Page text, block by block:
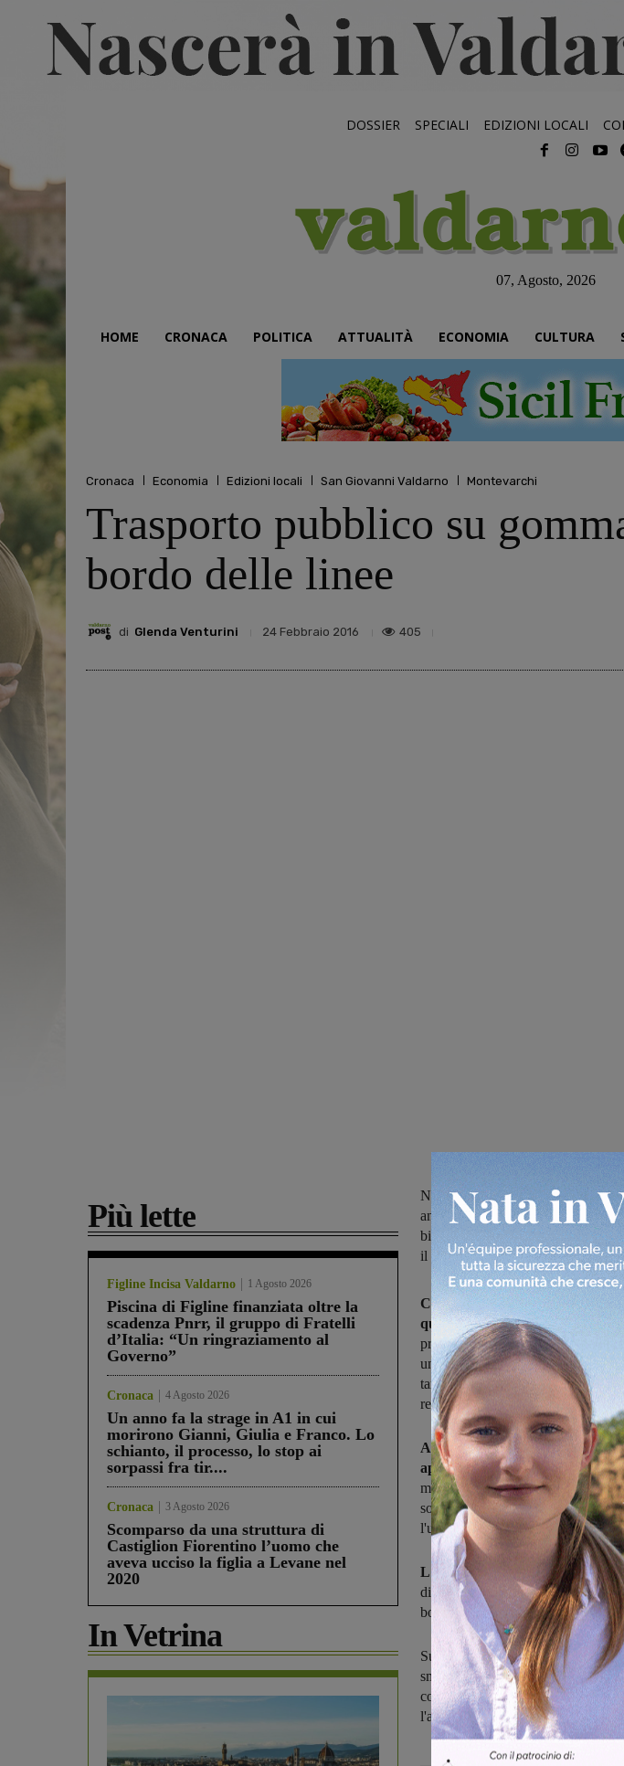
DOSSIER SPECIALI EDIZIONI LOCALI
07, Agosto, 2026
HOME CRONACA POLITICA ATTUALITÀ ECONOMIA CULTURA
Cronaca Economia Edizioni locali San Giovanni Valdarno Montevarchi
Trasporto pubblico su
bordo delle linee
di Glenda Venturini 24 Febbraio 2016 405
Più lette
Figline Incisa Valdarno 1 Agosto 2026
Piscina di Figline finanziata oltre la
scadenza Pnrr, il gruppo di Fratelli
d’Italia: “Un ringraziamento al
Governo”
Cronaca 4 Agosto 2026
Un anno fa la strage in A1 in cui
morirono Gianni, Giulia e Franco. Lo
schianto, il processo, lo stop ai
sorpassi fra tir....
Cronaca 3 Agosto 2026
Scomparso da una struttura di
Castiglion Fiorentino l’uomo che
aveva ucciso la figlia a Levane nel
2020
In Vetrina
Normative più severe introdotte
annuncia per questo controlli più
biglietto (e non lo acquista
il viaggio
Controlli più severi a bordo dei
quelli appartenenti a Tiemme
prossimi giorni, in via
un servizio di controllo mirato a
tariffaria che finisce per
regolarmente il biglietto.
A introdurre norme più rigide è
approvata recentemente dalla
modifiche del sistema
sono sprovvisti di regolare titolo
l'utilizzo dell'autobus.
L'accesso a bordo, infatti, sarà
di biglietto, non provvedano
bordo con tariffa maggiorata,
Sul sito web di Tiemme
smartphone o tablet la App
conoscere tutte le modalità
l'acquisto del titolo di viaggio